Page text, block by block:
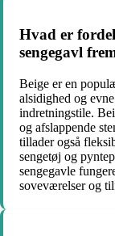
Hvad er
sengegavl
Beige er en
alsidighed og
indretningstile.
og afslappende
tillader også
sengetøj og
sengegavle
soveværelser og